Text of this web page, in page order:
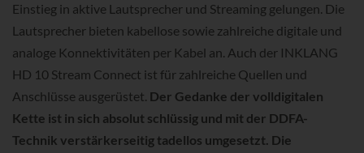
Einstieg in aktive Lautsprecher und Streaming gelungen. Die
Lautsprecher bieten kabellose sowie zahlreiche digitale und
analoge Konnektivitäten per Kabel an. Auch der INKLANG
HD 10 Stream Connect ist für zahlreiche Quellen und
Anschlüsse ausgerüstet. Der Gedanke der volldigitalen
Kette ist in sich absolut schlüssig und mit der DDFA-
Technik verstärkerseitig tadellos umgesetzt. Die